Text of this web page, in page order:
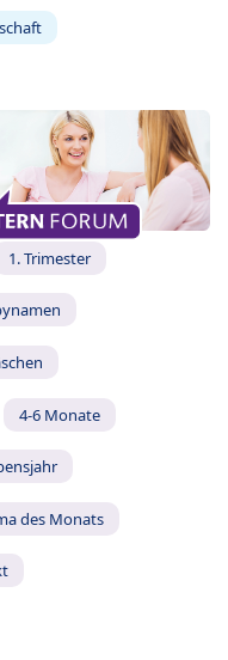
1. Trimester
4-6 Monate
des Monats